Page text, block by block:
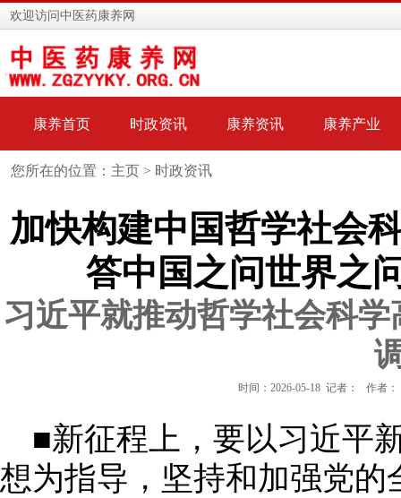
欢迎访问中医药康养网
康养首页 时政资讯 康养资讯 康养产业
您所在的位置：主页 > 时政资讯
加快构建中国哲学社会
答中国之问世界之
习近平就推动哲学社会科
时间：2026-05-18 记者： 作者
■新征程上，要以习近平
想为指导，坚持和加强党